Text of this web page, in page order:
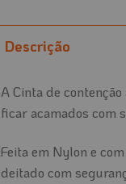
Descrição
A Cinta de
ficar acamados com
Feita em Nylon e
deitado com